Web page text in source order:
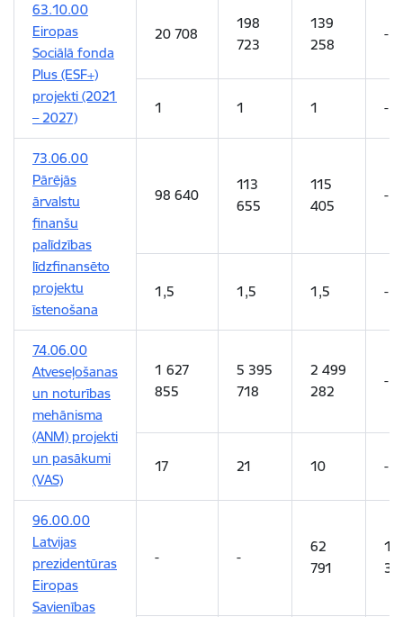
63.10.00
Eiropas
Sociālā fonda
Plus (ESF+)
projekti (2021
– 2027)
20 708
198
723
139
258
-
1 1 1 -
73.06.00
Pārējās
ārvalstu
finanšu
palīdzības
līdzfinansēto
projektu
īstenošana
98 640
113
655
115
405
-
1,5 1,5 1,5 -
74.06.00
Atveseļošanas
un noturības
mehānisma
(ANM) projekti
un pasākumi
(VAS)
1 627
855
5 395
718
2 499
282
-
17 21 10 -
96.00.00
Latvijas
prezidentūras
Eiropas
Savienības
- -
62
791